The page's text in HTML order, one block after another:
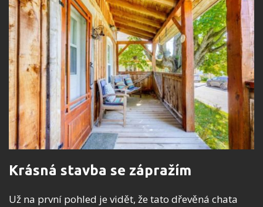
Krásná stavba se zápražím
Už na první pohled je vidět, že tato dřevěná chata